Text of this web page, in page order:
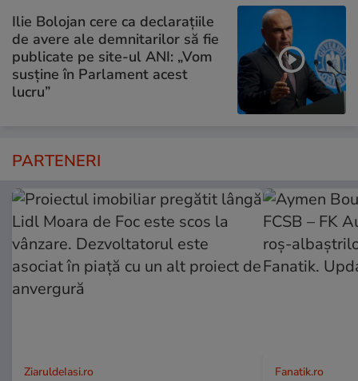
Ilie Bolojan cere ca declarațiile
de avere ale demnitarilor să fie
publicate pe site-ul ANI: „Vom
susține în Parlament acest
lucru”
PARTENERI
ZiaruldeIasi.ro Fanatik.ro